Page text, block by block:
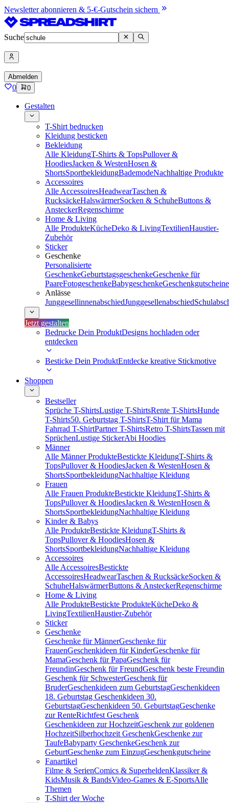
Newsletter abonnieren & 5-€-Gutschein sichern
Suche
Abmelden
0 0
Gestalten
T-Shirt bedrucken
Kleidung besticken
Bekleidung
Alle KleidungT-Shirts & TopsPullover &
HoodiesJacken & WestenHosen &
ShortsSportbekleidungBademodeNachhaltige Produkte
Accessoires
Alle AccessoiresHeadwearTaschen &
RucksäckeHalswärmerSocken & SchuheButtons &
AnsteckerRegenschirme
Home & Living
Alle ProdukteKücheDeko & LivingTextilienHaustier-
Zubehör
Sticker
Geschenke
Personalisierte
GeschenkeGeburtstagsgeschenkeGeschenke für
PaareFotogeschenkeBabygeschenkeGeschenkgutscheine
Anlässe
JunggesellinnenabschiedJunggesellenabschied
Jetzt gestalten
Bedrucke Dein ProduktDesigns hochladen oder
entdecken
Besticke Dein ProduktEntdecke kreative Stickmotive
Shoppen
Bestseller
Sprüche T-ShirtsLustige T-ShirtsRente T-ShirtsHunde
T-Shirts50. Geburtstag T-ShirtsT-Shirt für Mama
Fahrrad T-ShirtPartner T-ShirtsRetro T-ShirtsTassen mit
SprüchenLustige StickerAbi Hoodies
Männer
Alle Männer ProdukteBestickte KleidungT-Shirts &
TopsPullover & HoodiesJacken & WestenHosen &
ShortsSportbekleidungNachhaltige Kleidung
Frauen
Alle Frauen ProdukteBestickte KleidungT-Shirts &
TopsPullover & HoodiesJacken & WestenHosen &
ShortsSportbekleidungNachhaltige Kleidung
Kinder & Babys
Alle ProdukteBestickte KleidungT-Shirts &
TopsPullover & HoodiesHosen &
ShortsSportbekleidungNachhaltige Kleidung
Accessoires
Alle AccessoiresBestickte
AccessoiresHeadwearTaschen & RucksäckeSocken &
SchuheHalswärmerButtons & AnsteckerRegenschirme
Home & Living
Alle ProdukteBestickte ProdukteKücheDeko &
LivingTextilienHaustier-Zubehör
Sticker
Geschenke
Geschenke für MännerGeschenke für
FrauenGeschenkideen für KinderGeschenke für
MamaGeschenk für PapaGeschenk für
FreundinGeschenk für FreundGeschenk beste Freundin
Geschenk für SchwesterGeschenk für
BruderGeschenkideen zum GeburtstagGeschenkideen
18. Geburtstag Geschenkideen 30.
GeburtstagGeschenkideen 50. GeburtstagGeschenke
zur RenteRichtfest Geschenk
Geschenkideen zur HochzeitGeschenk zur goldenen
HochzeitSilberhochzeit GeschenkGeschenke zur
TaufeBabyparty GeschenkeGeschenk zur
GeburtGeschenke zum EinzugGeschenkgutscheine
Fanartikel
Filme & SerienComics & SuperheldenKlassiker &
KidsMusik & BandsVideo-Games & E-SportsAlle
Themen
T-Shirt der Woche